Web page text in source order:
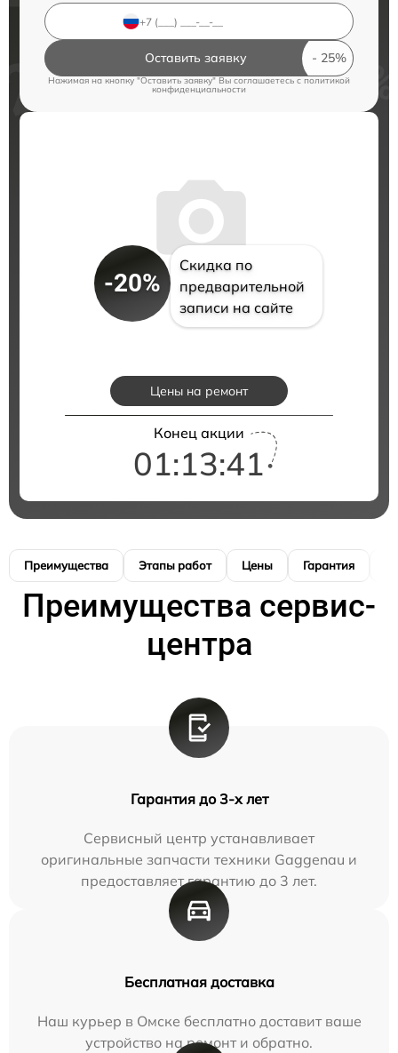
Оставить заявку
Нажимая на кнопку "Оставить заявку" Вы соглашаетесь c политикой
конфиденциальности
-20%
Скидка по
предварительной
записи на сайте
Цены на ремонт
Конец акции
01:13:41
Преимущества Этапы работ Цены Гарантия
Преимущества сервис-
центра
Гарантия до 3-х лет
Сервисный центр устанавливает
оригинальные запчасти техники Gaggenau и
предоставляет гарантию до 3 лет.
Бесплатная доставка
Наш курьер в Омске бесплатно доставит ваше
устройство на ремонт и обратно.